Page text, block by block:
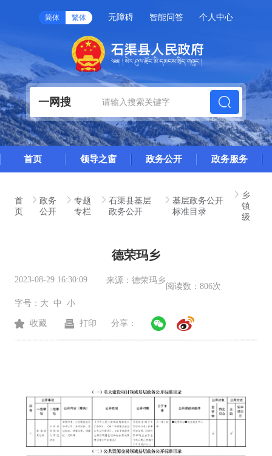
简体 繁体 无障碍 智能问答 个人中心
一网搜
首页 领导之窗 政务公开 政务服务
首
页
政务
公开
专题
专栏
石渠县基层
政务公开
基层政务公开
标准目录
乡
镇
级
德荣玛乡
2023-08-29 16:30:09 来源： 德荣玛乡
阅读数： 806次
字号： 大 中 小
收藏 打印 分享：